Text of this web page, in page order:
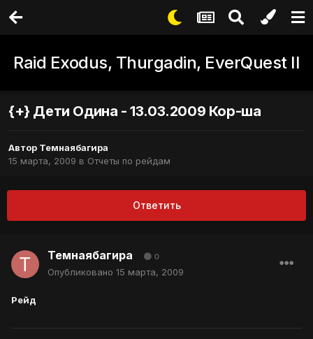
Raid Exodus, Thurgadin, EverQuest II
{+} Дети Одина - 13.03.2009 Кор-ша
Автор Темнаябагира
15 марта, 2009 в Отчеты по рейдам
Ответить
Темнаябагира 0
Опубликовано 15 марта, 2009
Рейд